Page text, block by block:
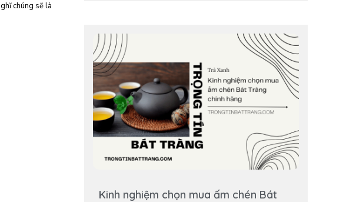
chúng sẽ là
Kinh nghiệm chọn mua ấm chén Bát